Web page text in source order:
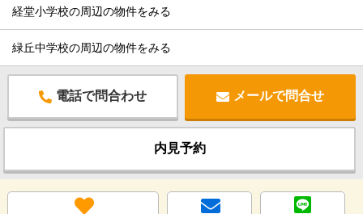
経堂小学校の周辺の物件をみる
緑丘中学校の周辺の物件をみる
電話で問合わせ メールで問合せ
内見予約